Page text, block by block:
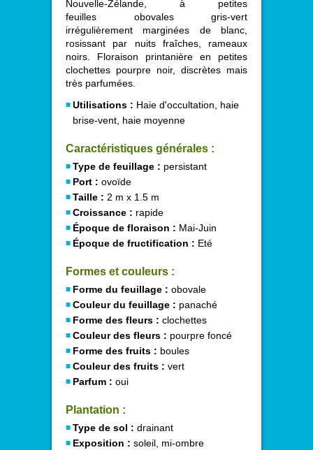
Nouvelle-Zélande, à petites
feuilles obovales gris-vert
irrégulièrement marginées de blanc,
rosissant par nuits fraîches, rameaux
noirs. Floraison printanière en petites
clochettes pourpre noir, discrètes mais
très parfumées.
Utilisations : Haie d'occultation, haie
brise-vent, haie moyenne
Caractéristiques générales :
Type de feuillage : persistant
Port : ovoïde
Taille : 2 m x 1.5 m
Croissance : rapide
Époque de floraison : Mai-Juin
Époque de fructification : Eté
Formes et couleurs :
Forme du feuillage : obovale
Couleur du feuillage : panaché
Forme des fleurs : clochettes
Couleur des fleurs : pourpre foncé
Forme des fruits : boules
Couleur des fruits : vert
Parfum : oui
Plantation :
Type de sol : drainant
Exposition : soleil, mi-ombre